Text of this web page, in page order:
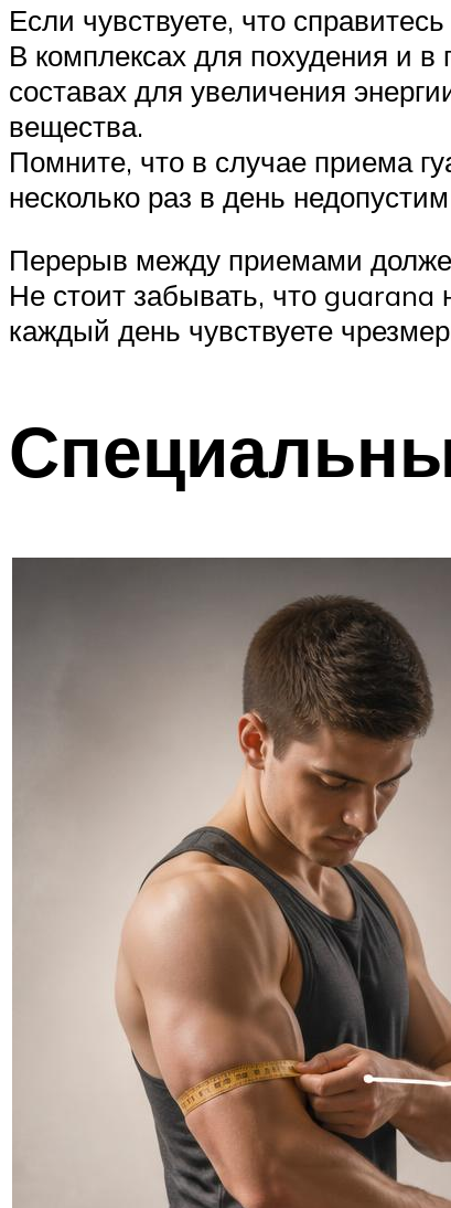
Если чувствуете, что
В комплексах для похудения и в
составах для увеличения
вещества.
Помните, что в случае приема
несколько раз в день недопустим
Перерыв между приемами
Не стоит забывать, что guarana
каждый день чувствуете